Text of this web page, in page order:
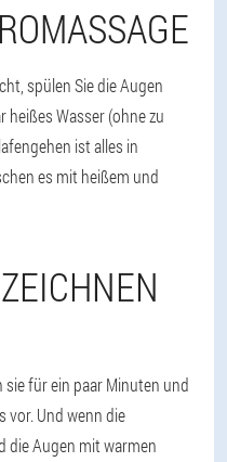
spülen Sie die Augen
Wasser (ohne zu
ist alles in
es mit heißem und
für ein paar Minuten und
vor. Und wenn die
die Augen mit warmen